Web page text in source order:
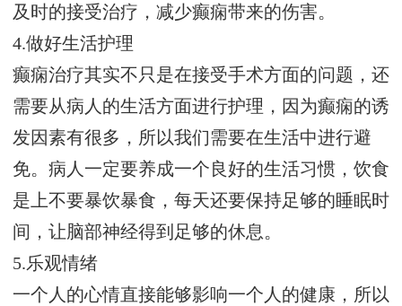
及时的接受治疗，减少癫痫带来的伤害。
4.做好生活护理
癫痫治疗其实不只是在接受手术方面的问题，还
需要从病人的生活方面进行护理，因为癫痫的诱
发因素有很多，所以我们需要在生活中进行避
免。病人一定要养成一个良好的生活习惯，饮食
是上不要暴饮暴食，每天还要保持足够的睡眠时
间，让脑部神经得到足够的休息。
5.乐观情绪
一个人的心情直接能够影响一个人的健康，所以